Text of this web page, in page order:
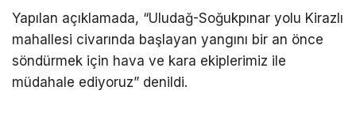
Yapılan açıklamada, “Uludağ-Soğukpınar yolu Kirazlı
mahallesi civarında başlayan yangını bir an önce
söndürmek için hava ve kara ekiplerimiz ile
müdahale ediyoruz” denildi.